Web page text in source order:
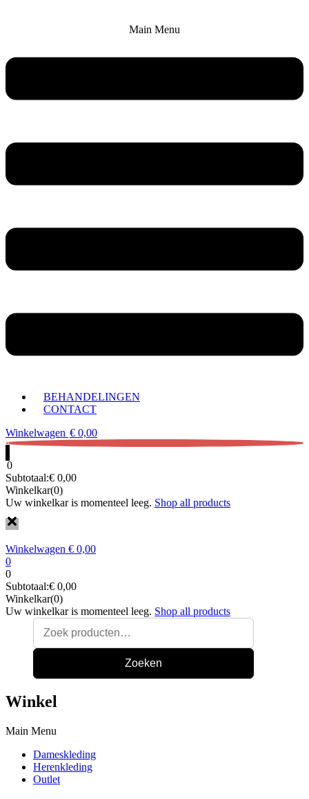
Main Menu
BEHANDELINGEN
CONTACT
Winkelwagen € 0,00
0
0
Subtotaal:€ 0,00
Winkelkar(0)
Uw winkelkar is momenteel leeg. Shop all products
Winkelwagen € 0,00
0
0
Subtotaal:€ 0,00
Winkelkar(0)
Uw winkelkar is momenteel leeg. Shop all products
Zoeken
Winkel
Main Menu
Dameskleding
Herenkleding
Outlet